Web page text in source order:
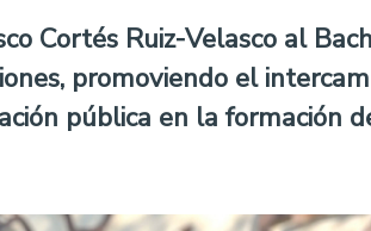
Cortés Ruiz-Velasco al
promoviendo el
pública en la formación